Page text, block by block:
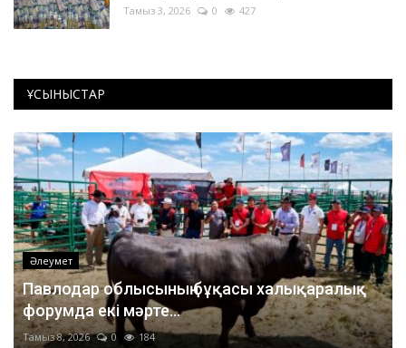
Тамыз 3, 2026 0 427
ҰСЫНЫСТАР
Әлеумет
Павлодар облысының бұқасы халықаралық
форумда екі мәрте...
Тамыз 8, 2026 0 184